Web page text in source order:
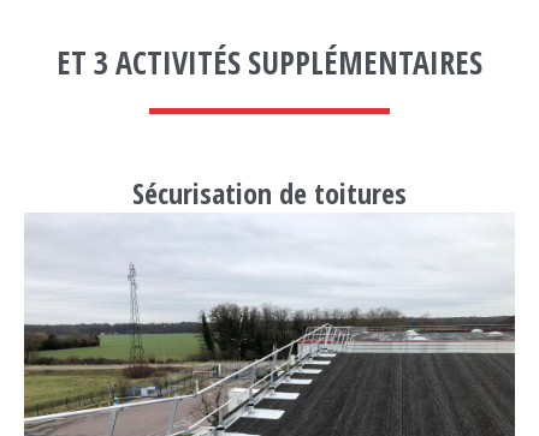
ET 3 ACTIVITÉS SUPPLÉMENTAIRES
Sécurisation de toitures